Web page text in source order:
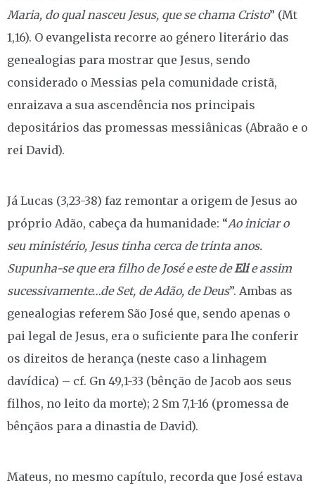
Maria, do qual nasceu Jesus, que se chama Cristo” (Mt
1,16). O evangelista recorre ao género literário das
genealogias para mostrar que Jesus, sendo
considerado o Messias pela comunidade cristã,
enraizava a sua ascendência nos principais
depositários das promessas messiânicas (Abraão e o
rei David).
Já Lucas (3,23-38) faz remontar a origem de Jesus ao
próprio Adão, cabeça da humanidade: “Ao iniciar o
seu ministério, Jesus tinha cerca de trinta anos.
Supunha-se que era filho de José e este deElie assim
sucessivamente…de Set, de Adão, de Deus”. Ambas as
genealogias referem São José que, sendo apenas o
pai legal de Jesus, era o suficiente para lhe conferir
os direitos de herança (neste caso a linhagem
davídica) – cf. Gn 49,1-33 (bênção de Jacob aos seus
filhos, no leito da morte); 2 Sm 7,1-16 (promessa de
bênçãos para a dinastia de David).
Mateus, no mesmo capítulo, recorda que José estava